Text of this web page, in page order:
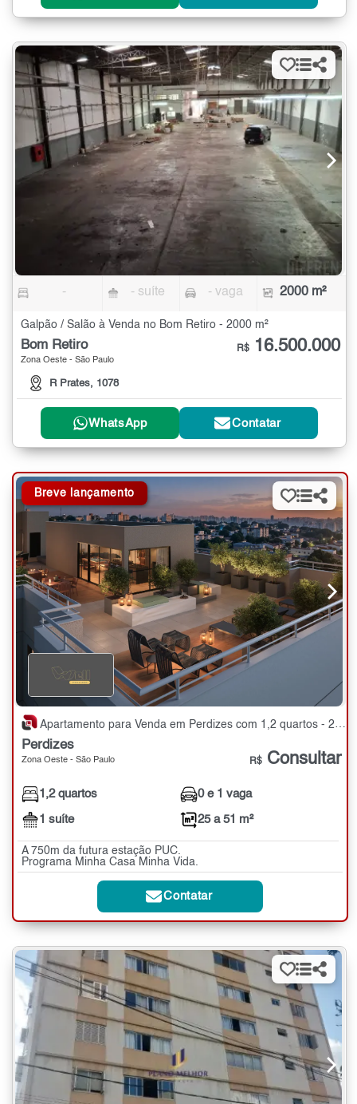
- - suíte - vaga 2000 m²
Galpão / Salão à Venda no Bom Retiro - 2000 m²
Bom Retiro
Zona Oeste - São Paulo
R Prates, 1078
R$ 16.500.000
WhatsApp Contatar
Breve lançamento
Apartamento para Venda em Perdizes com 1,2 quartos - 25 a 51 m²
Perdizes
Zona Oeste - São Paulo R$ Consultar
1,2 quartos
1 suíte
0 e 1 vaga
25 a 51 m²
A 750m da futura estação PUC.
Programa Minha Casa Minha Vida.
Contatar